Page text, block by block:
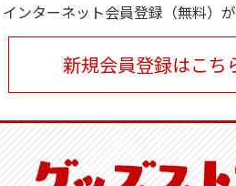
土／ステッカ
・税込)
リラックマ／マルチ
（6）
1,100円
(送料別・税込)
令和
【安
(送料
ンターネット会員登録（無料）が
新規会員登録はこち